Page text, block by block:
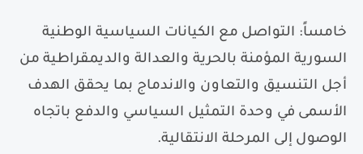
خامساً: التواصل مع الكيانات السياسية الوطنية
السورية المؤمنة بالحرية والعدالة والديمقراطية من
أجل التنسيق والتعاون والاندماج بما يحقق الهدف
الأسمى في وحدة التمثيل السياسي والدفع باتجاه
الوصول إلى المرحلة الانتقالية.